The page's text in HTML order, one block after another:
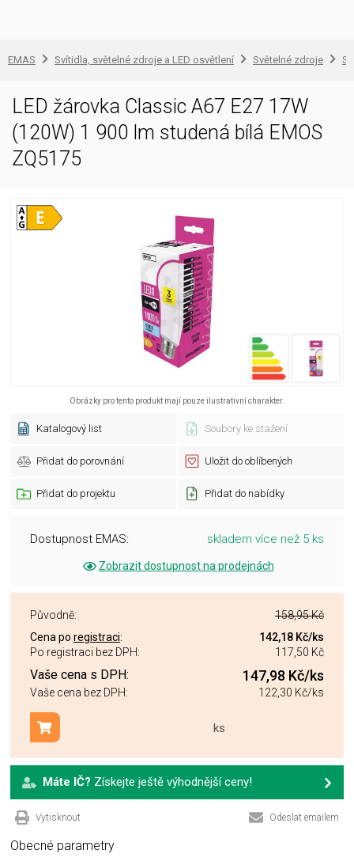
EMAS Svítidla, světelné zdroje a LED osvětlení Světelné zdroje
LED žárovka Classic A67 E27 17W
(120W) 1 900 lm studená bílá EMOS
ZQ5175
Obrázky pro tento produkt mají pouze ilustrativní charakter.
Katalogový list Soubory ke stažení
Přidat do porovnání Uložit do oblíbených
Přidat do projektu Přidat do nabídky
Dostupnost EMAS: skladem více než 5 ks
Zobrazit dostupnost na prodejnách
Původně:
158,95 Kč
Cena po registraci: 142,18 Kč/ks
Po registraci bez DPH:
117,50 Kč
Vaše cena s DPH: 147,98 Kč/ks
Vaše cena bez DPH: 122,30 Kč/ks
ks
Přidat do košíku
Máte IČ? Získejte ještě výhodnější ceny!
Vytisknout Odeslat emailem
Obecné parametry